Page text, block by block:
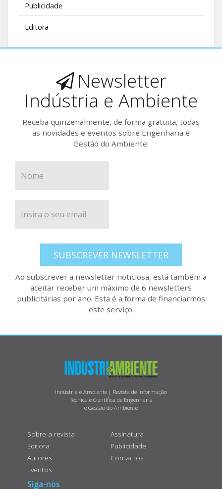
Publicidade
Editora
Newsletter
Indústria e Ambiente
Receba quinzenalmente, de forma gratuita, todas
as novidades e eventos sobre Engenharia e
Gestão do Ambiente.
SUBSCREVER NEWSLETTER
Ao subscrever a newsletter noticiosa, está também a
aceitar receber um máximo de 6 newsletters
publicitárias por ano. Esta é a forma de financiarmos
este serviço.
Indústria e Ambiente | Revista de Informação
Técnica e Científica de Engenharia
e Gestão do Ambiente
Sobre a revista
Editora
Autores
Eventos
Assinatura
Publicidade
Contactos
Siga-nos